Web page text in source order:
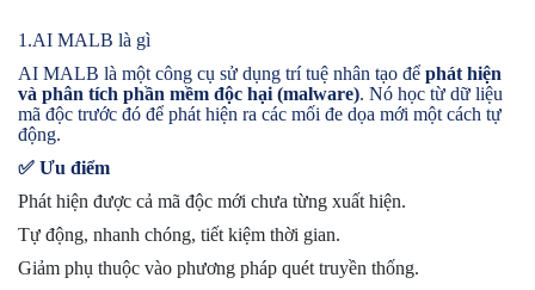
1.AI MALB là gì
AI MALB là một công cụ sử dụng trí tuệ nhân tạo để phát hiện
và phân tích phần mềm độc hại (malware). Nó học từ dữ liệu
mã độc trước đó để phát hiện ra các mối đe dọa mới một cách tự
động.
✅ Ưu điểm
Phát hiện được cả mã độc mới chưa từng xuất hiện.
Tự động, nhanh chóng, tiết kiệm thời gian.
Giảm phụ thuộc vào phương pháp quét truyền thống.